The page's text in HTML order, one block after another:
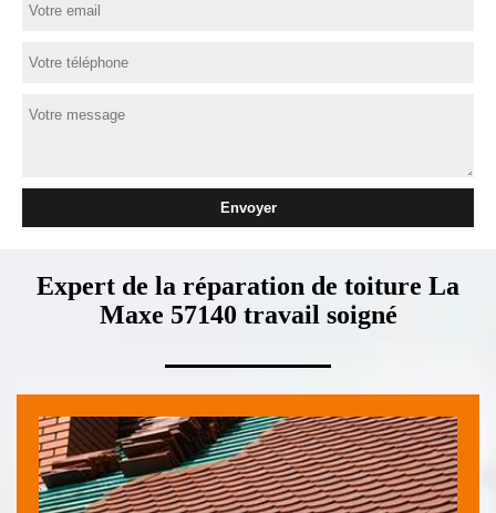
Expert de la réparation de toiture La
Maxe 57140 travail soigné